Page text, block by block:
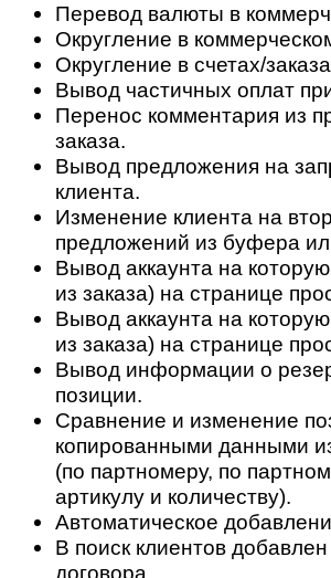
Перевод валюты в
Округление в
Округление в счетах/
Вывод частичных оплат
Перенос комментария из
заказа.
Вывод предложения на
клиента.
Изменение клиента на
предложений из буфера
Вывод аккаунта на
из заказа) на странице
Вывод аккаунта на
из заказа) на странице
Вывод информации о
позиции.
Сравнение и изменение
копированными данными
(по партномеру, по
артикулу и количеству).
Автоматическое
В поиск клиентов
договора.